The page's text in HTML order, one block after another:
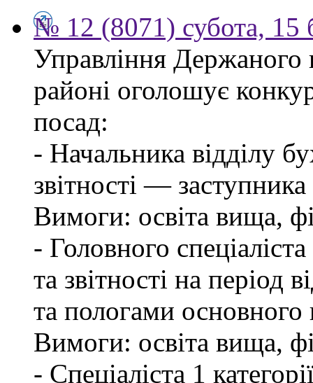
№ 12 (8071) субота, 15
Управління Держаного
районі оголошує
посад:
- Начальника відділу
звітності —
Вимоги: освіта вища,
- Головного
та звітності на період
та пологами основного
Вимоги: освіта вища,
- Спеціаліста 1